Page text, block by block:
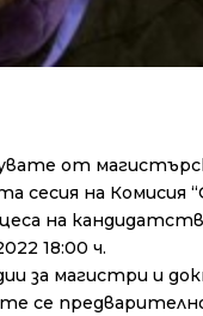
от
сесия на Комисия
на
18:00 ч.
за магистри и
се